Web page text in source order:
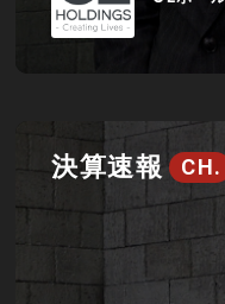
決算速報 CH.